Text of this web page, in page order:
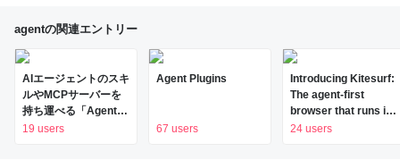
agentの関連エントリー
AIエージェントのスキ
ルやMCPサーバーを
持ち運べる「Agent
Plugins」にGoogleが
19 users
Agent Plugins
67 users
Introducing Kitesurf:
The agent-first
browser that runs in
V8 isolates on
24 users